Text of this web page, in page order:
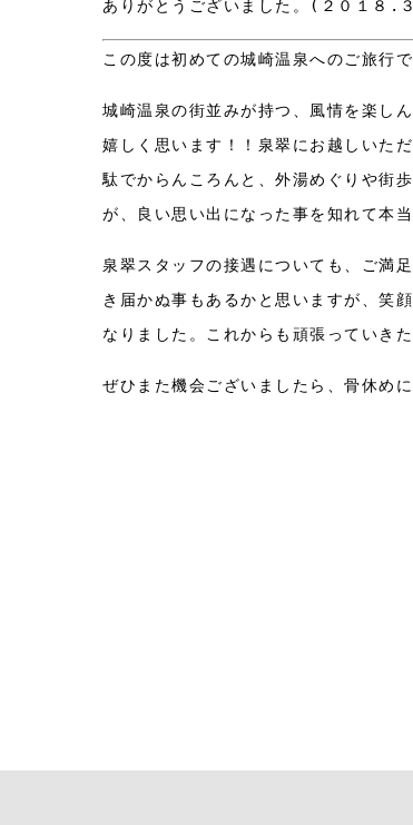
ありがとうございました。(２０１８.
この度は初めての城崎温泉へのご旅行
城崎温泉の街並みが持つ、風情を楽し
嬉しく思います！！泉翠にお越しいた
駄でからんころんと、外湯めぐりや街
が、良い思い出になった事を知れて本
泉翠スタッフの接遇についても、ご満
き届かぬ事もあるかと思いますが、笑
なりました。これからも頑張っていきた
ぜひまた機会ございましたら、骨休め